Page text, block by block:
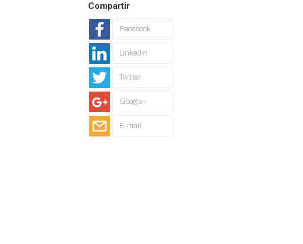
Compartir
Facebook
Linkedin
Twitter
Google+
E-mail